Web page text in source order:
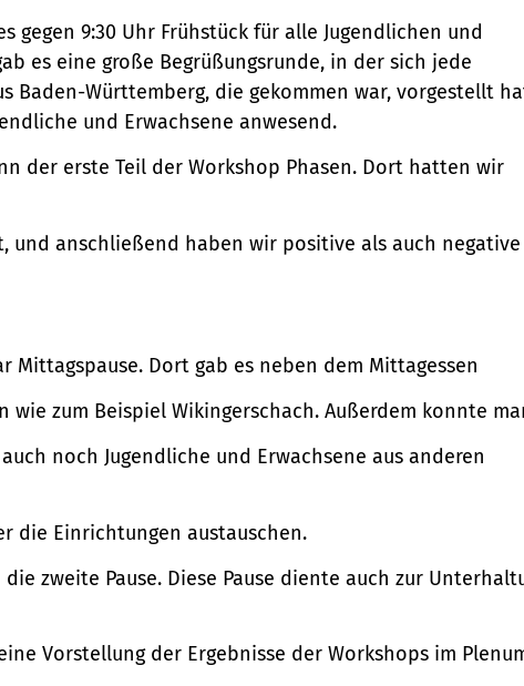
gegen 9:30 Uhr Frühstück für alle Jugendlichen und
es eine große Begrüßungsrunde, in der sich jede
Baden-Württemberg, die gekommen war, vorgestellt
und Erwachsene anwesend.
der erste Teil der Workshop Phasen. Dort hatten wir
und anschließend haben wir positive als auch negative
Mittagspause. Dort gab es neben dem Mittagessen
zum Beispiel Wikingerschach. Außerdem konnte
noch Jugendliche und Erwachsene aus anderen
die Einrichtungen austauschen.
zweite Pause. Diese Pause diente auch zur
Vorstellung der Ergebnisse der Workshops im